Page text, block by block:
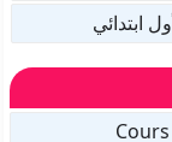
ابتدائي